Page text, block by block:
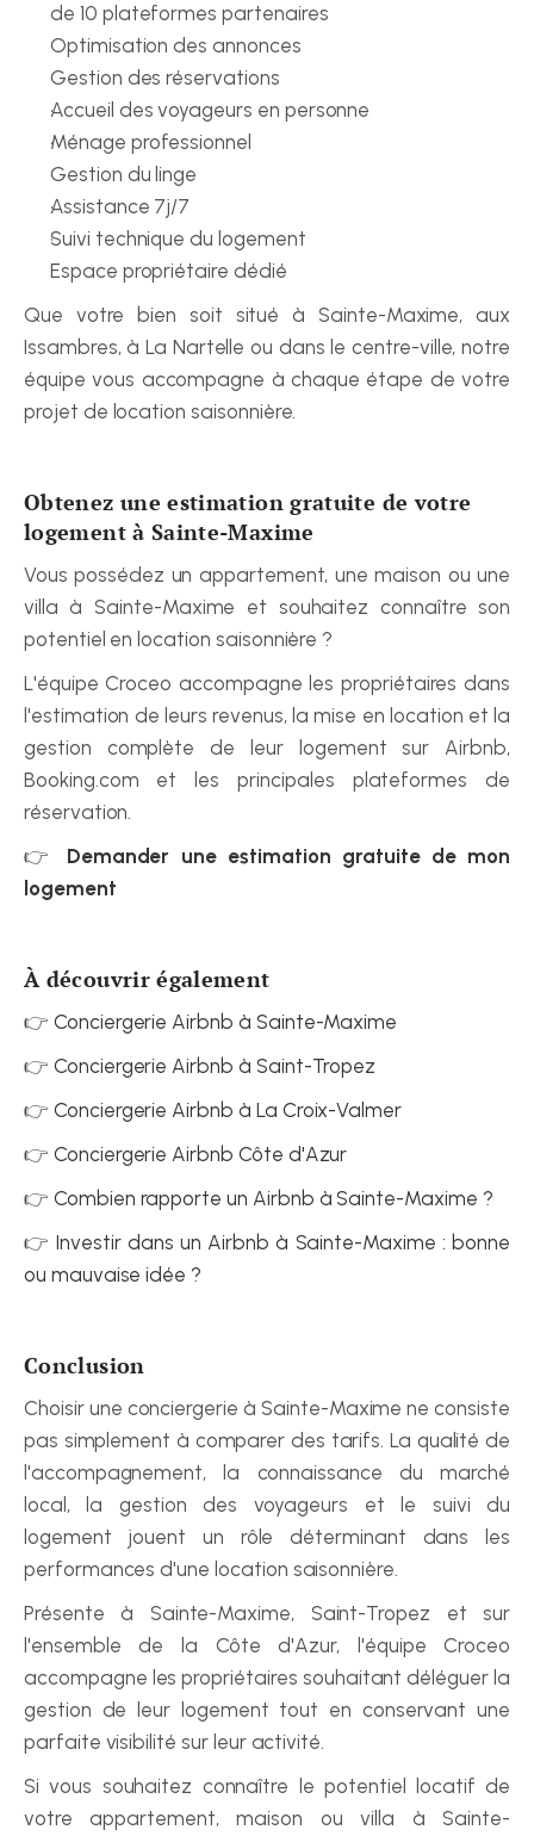
de 10 plateformes partenaires
Optimisation des annonces
Gestion des réservations
Accueil des voyageurs en personne
Ménage professionnel
Gestion du linge
Assistance 7j/7
Suivi technique du logement
Espace propriétaire dédié
Que votre bien soit situé à Sainte-Maxime, aux
Issambres, à La Nartelle ou dans le centre-ville, notre
équipe vous accompagne à chaque étape de votre
projet de location saisonnière.
Obtenez une estimation gratuite de votre
logement à Sainte-Maxime
Vous possédez un appartement, une maison ou une
villa à Sainte-Maxime et souhaitez connaître son
potentiel en location saisonnière ?
L'équipe Croceo accompagne les propriétaires dans
l'estimation de leurs revenus, la mise en location et la
gestion complète de leur logement sur Airbnb,
Booking.com et les principales plateformes de
réservation.
👉 Demander une estimation gratuite de mon
logement
À découvrir également
👉 Conciergerie Airbnb à Sainte-Maxime
👉 Conciergerie Airbnb à Saint-Tropez
👉 Conciergerie Airbnb à La Croix-Valmer
👉 Conciergerie Airbnb Côte d'Azur
👉 Combien rapporte un Airbnb à Sainte-Maxime ?
👉 Investir dans un Airbnb à Sainte-Maxime : bonne
ou mauvaise idée ?
Conclusion
Choisir une conciergerie à Sainte-Maxime ne consiste
pas simplement à comparer des tarifs. La qualité de
l'accompagnement, la connaissance du marché
local, la gestion des voyageurs et le suivi du
logement jouent un rôle déterminant dans les
performances d'une location saisonnière.
Présente à Sainte-Maxime, Saint-Tropez et sur
l'ensemble de la Côte d'Azur, l'équipe Croceo
accompagne les propriétaires souhaitant déléguer la
gestion de leur logement tout en conservant une
parfaite visibilité sur leur activité.
Si vous souhaitez connaître le potentiel locatif de
votre appartement, maison ou villa à Sainte-